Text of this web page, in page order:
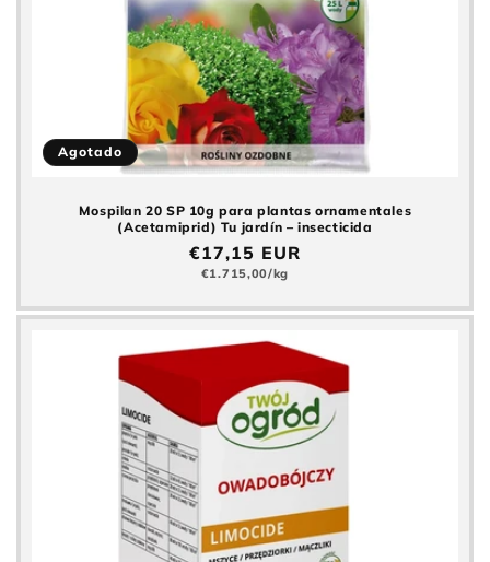
Agotado
Mospilan 20 SP 10g para plantas ornamentales
(Acetamiprid) Tu jardín – insecticida
Precio
normal
€17,15 EUR
Precio
€1.715,00/kg